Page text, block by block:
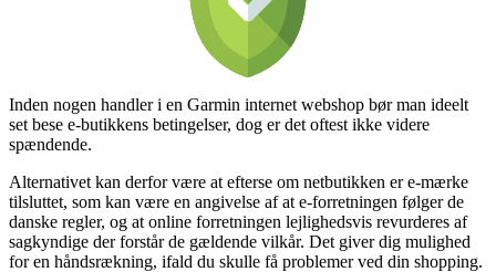
Inden nogen handler i en Garmin internet webshop bør man ideelt
set bese e-butikkens betingelser, dog er det oftest ikke videre
spændende.
Alternativet kan derfor være at efterse om netbutikken er e-mærke
tilsluttet, som kan være en angivelse af at e-forretningen følger de
danske regler, og at online forretningen lejlighedsvis revurderes af
sagkyndige der forstår de gældende vilkår. Det giver dig mulighed
for en håndsrækning, ifald du skulle få problemer ved din shopping.